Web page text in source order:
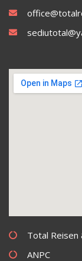
Total Reisen
ANPC